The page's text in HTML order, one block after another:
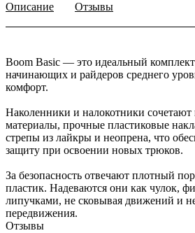
Описание Отзывы
Boom Basic — это идеальный
начинающих и райдеров среднего
комфорт.
Наколенники и налокотники сочетают
материалы, прочные пластиковые
стрепы из лайкры и неопрена, что
защиту при освоении новых трюков.
За безопасность отвечают плотный
пластик. Надеваются они как чулок,
липучками, не сковывая движений и
передвижения.
Отзывы